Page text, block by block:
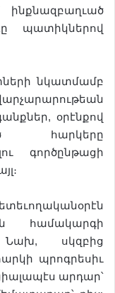
ինքնազբաղւած
պատիկներով
նկատմամբ
օրէնքով
հարկերը
գործընթացի
համակարգի
Նախ, սկզբից
պրոգրեսիւ
արդար՝